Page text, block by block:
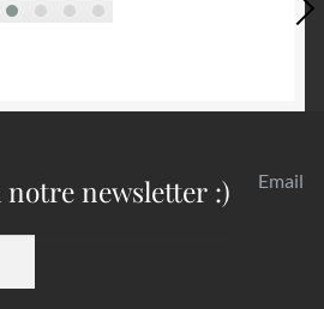
newsletter :) Email